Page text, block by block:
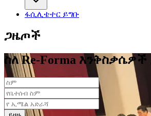
ፋሲሊቴተር ይግቡ
ጋዜጦች
ስለ Re-Forma